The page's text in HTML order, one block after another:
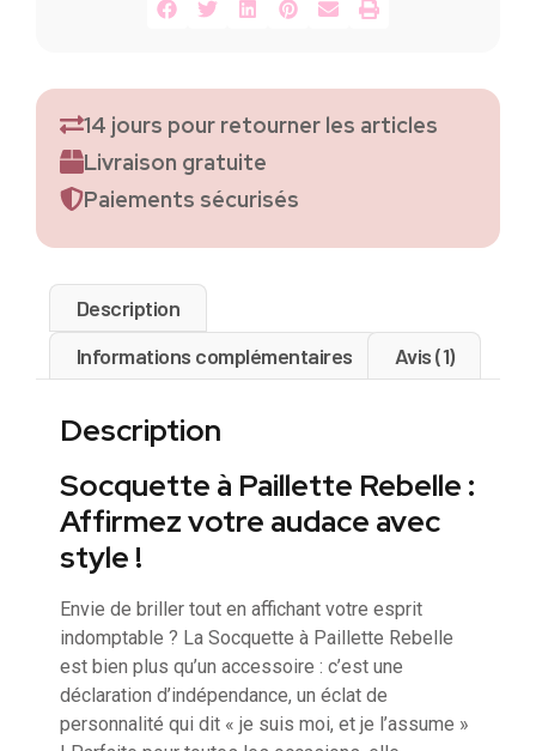
14 jours pour retourner les articles
Livraison gratuite
Paiements sécurisés
Description
Informations complémentaires
Avis (1)
Description
Socquette à Paillette Rebelle :
Affirmez votre audace avec
style !
Envie de briller tout en affichant votre esprit
indomptable ? La Socquette à Paillette Rebelle
est bien plus qu’un accessoire : c’est une
déclaration d’indépendance, un éclat de
personnalité qui dit « je suis moi, et je l’assume »